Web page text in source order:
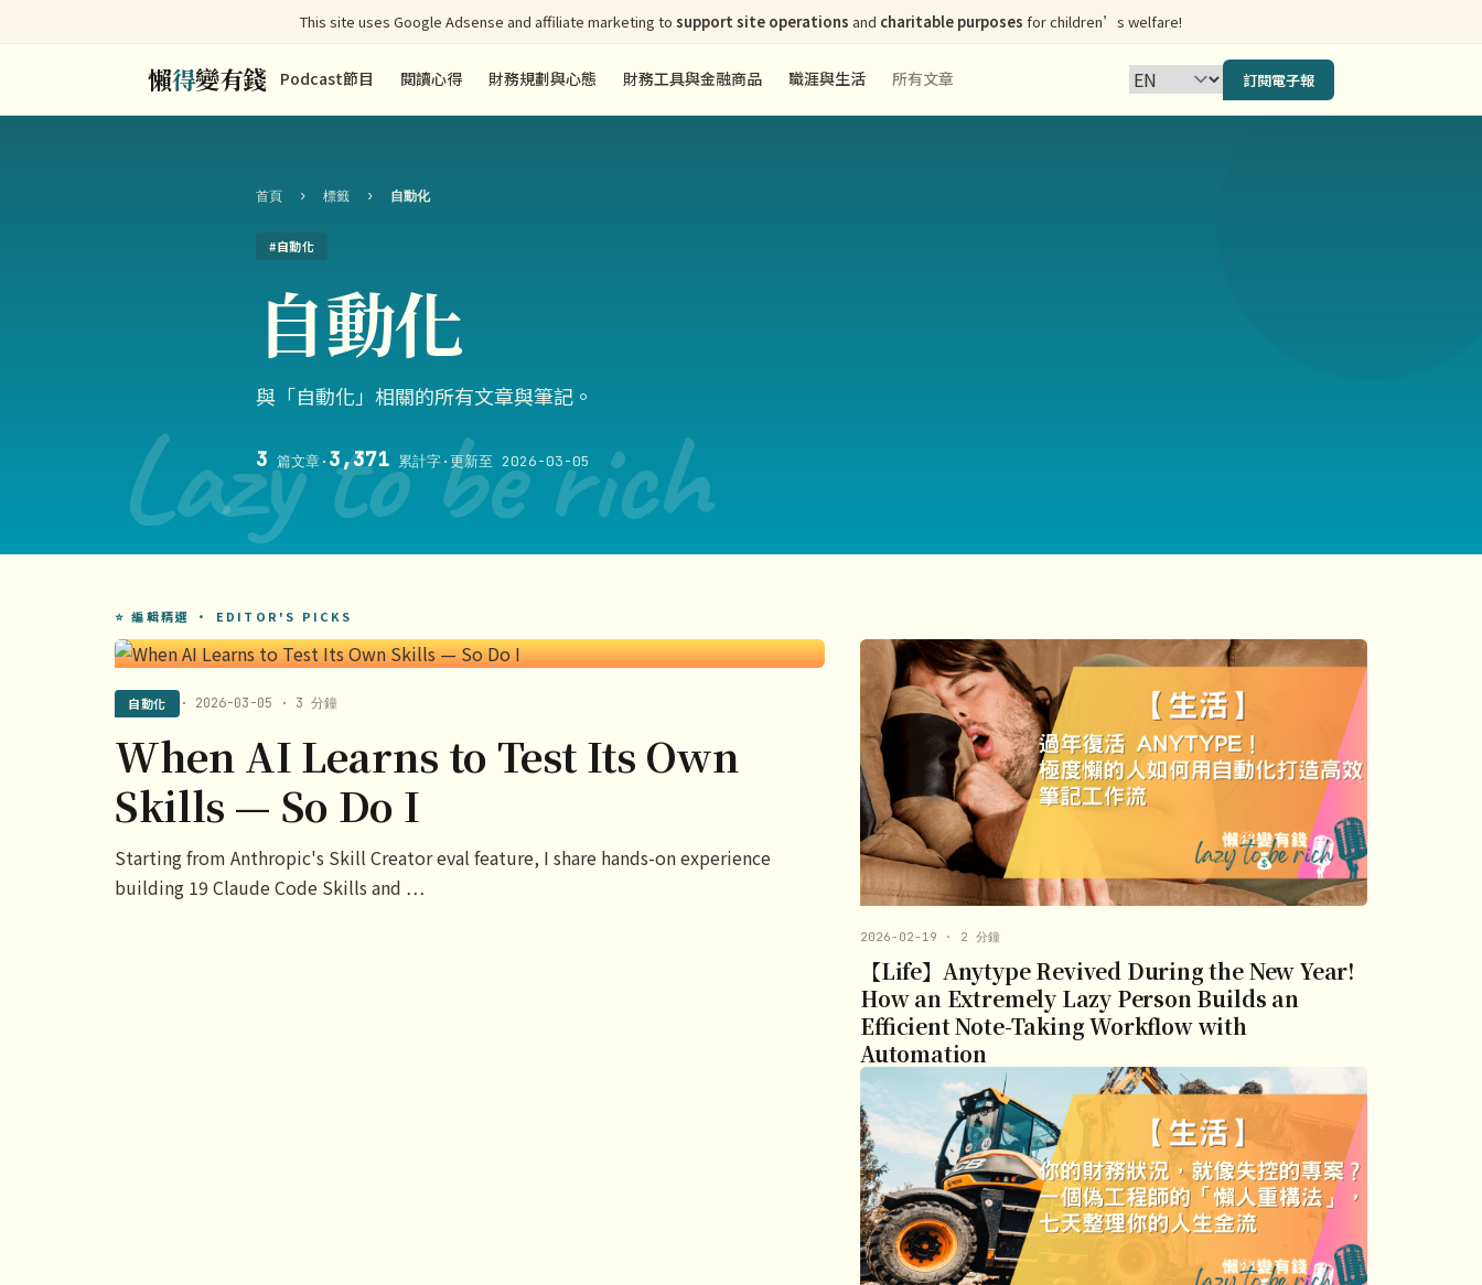
This site uses Google Adsense and affiliate marketing to support site operations and charitable purposes for children’s welfare!
懶得變有錢 Podcast節目 閱讀心得 財務規劃與心態 財務工具與金融商品 職涯與生活 所有文章 訂閱電子報
Lazy to be rich
首頁 › 標籤 › 自動化
#自動化
自動化
與「自動化」相關的所有文章與筆記。
3 篇文章· 3,371 累計字·更新至 2026-03-05
⭐ 編輯精選 · EDITOR'S PICKS
自動化 · 2026-03-05 · 3 分鐘
When AI Learns to Test Its Own
Skills — So Do I
Starting from Anthropic's Skill Creator eval feature, I share hands-on experience
building 19 Claude Code Skills and …
2026-02-19 · 2 分鐘
【Life】Anytype Revived During the New Year!
How an Extremely Lazy Person Builds an
Efficient Note-Taking Workflow with
Automation